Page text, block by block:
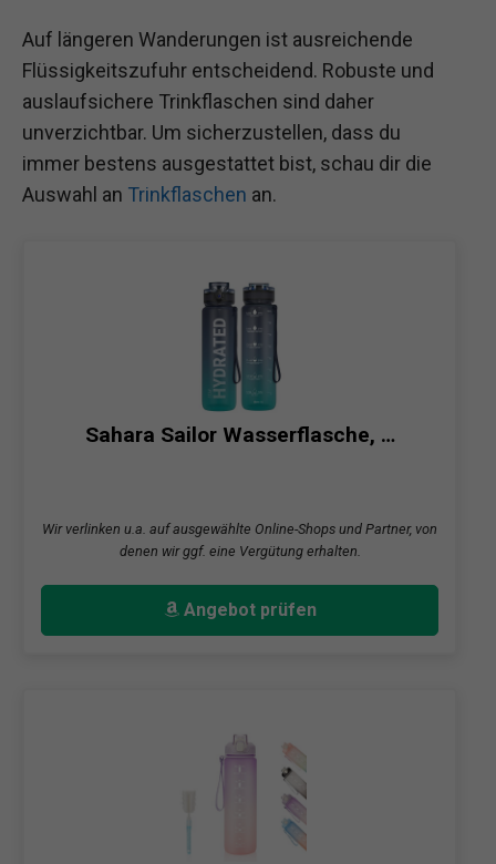
Auf längeren Wanderungen ist ausreichende
Flüssigkeitszufuhr entscheidend. Robuste und
auslaufsichere Trinkflaschen sind daher
unverzichtbar. Um sicherzustellen, dass du
immer bestens ausgestattet bist, schau dir die
Auswahl an Trinkflaschen an.
Sahara Sailor Wasserflasche, …
Wir verlinken u.a. auf ausgewählte Online-Shops und Partner, von
denen wir ggf. eine Vergütung erhalten.
Angebot prüfen